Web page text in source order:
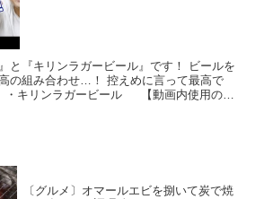
と『キリンラガービール』です！ ビールを
の組み合わせ…！ 控えめに言って最高で
・キリンラガービール 【動画内使用の調
〔グルメ〕オマールエビを捌いて炭で焼